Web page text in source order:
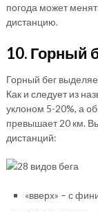
погода может
дистанцию.
10. Горный
Горный бег
Как и следует из
уклоном 5-20%, а
превышает 20 км.
дистанций:
«вверх» – с